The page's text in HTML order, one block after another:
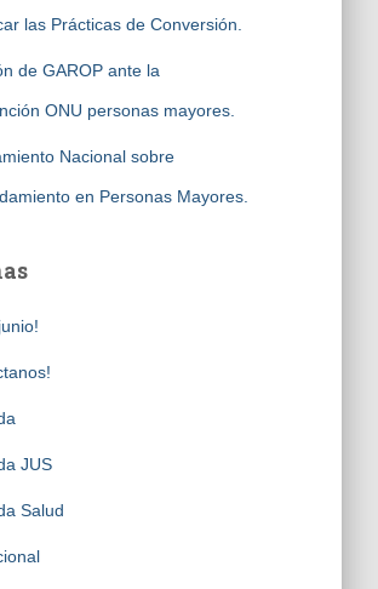
las Prácticas de Conversión.
de GAROP ante la
ONU personas mayores.
Nacional sobre
en Personas Mayores.
JUS
Salud